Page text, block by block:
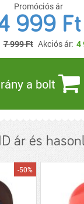
Promóciós ár
999 Ft
7 999 Ft Akciós ár: 4
a bolt
ár és
-50%